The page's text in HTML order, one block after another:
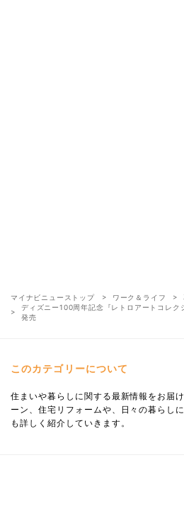
マイナビニューストップ ワーク＆ライフ
ディズニー100周年記念『レトロアートコレク
発売
このカテゴリーについて
住まいや暮らしに関する最新情報をお届
ーン、住宅リフォームや、日々の暮らし
も詳しく紹介していきます。